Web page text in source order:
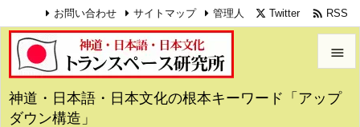
神道・日本語・日本文化の根本キーワード「アップ
ダウン構造」


メニュ
お問い合わせ サイトマップ 管理人 Twitter  RSS